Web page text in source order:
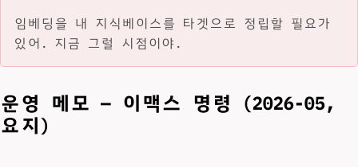
임베딩을 내 지식베이스를 타겟으로 정립할 필요가
있어. 지금 그럴 시점이야.
운영 메모 — 이맥스 명령 (2026-05,
요지)